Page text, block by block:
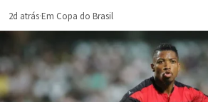
2d atrás·Em Copa do Brasil